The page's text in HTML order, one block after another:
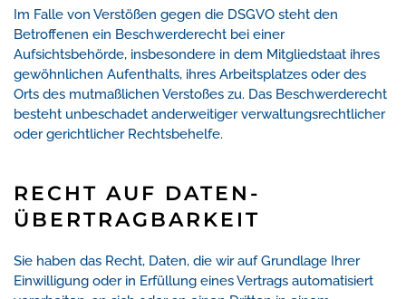
Im Falle von Verstößen gegen die DSGVO steht den
Betroffenen ein Beschwerderecht bei einer
Aufsichtsbehörde, insbesondere in dem Mitgliedstaat ihres
gewöhnlichen Aufenthalts, ihres Arbeitsplatzes oder des
Orts des mutmaßlichen Verstoßes zu. Das Beschwerderecht
besteht unbeschadet anderweitiger verwaltungsrechtlicher
oder gerichtlicher Rechtsbehelfe.
RECHT AUF DATEN­
ÜBERTRAG­BARKEIT
Sie haben das Recht, Daten, die wir auf Grundlage Ihrer
Einwilligung oder in Erfüllung eines Vertrags automatisiert